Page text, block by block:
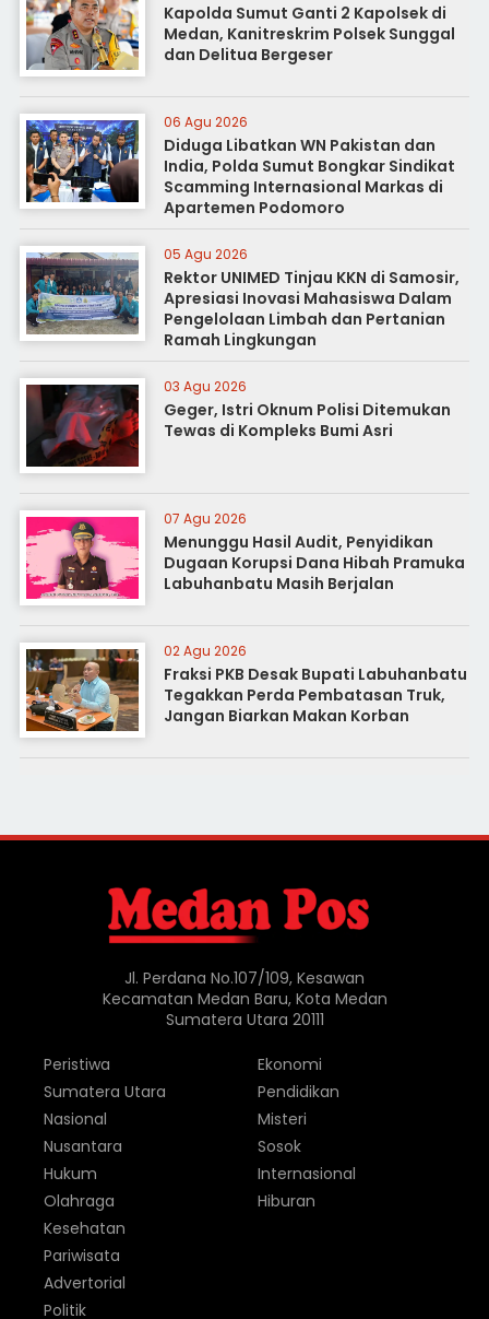
Kapolda Sumut Ganti 2 Kapolsek di
Medan, Kanitreskrim Polsek Sunggal
dan Delitua Bergeser
06 Agu 2026
Diduga Libatkan WN Pakistan dan
India, Polda Sumut Bongkar Sindikat
Scamming Internasional Markas di
Apartemen Podomoro
05 Agu 2026
Rektor UNIMED Tinjau KKN di Samosir,
Apresiasi Inovasi Mahasiswa Dalam
Pengelolaan Limbah dan Pertanian
Ramah Lingkungan
03 Agu 2026
Geger, Istri Oknum Polisi Ditemukan
Tewas di Kompleks Bumi Asri
07 Agu 2026
Menunggu Hasil Audit, Penyidikan
Dugaan Korupsi Dana Hibah Pramuka
Labuhanbatu Masih Berjalan
02 Agu 2026
Fraksi PKB Desak Bupati Labuhanbatu
Tegakkan Perda Pembatasan Truk,
Jangan Biarkan Makan Korban
Jl. Perdana No.107/109, Kesawan
Kecamatan Medan Baru, Kota Medan
Sumatera Utara 20111
Peristiwa
Sumatera Utara
Nasional
Nusantara
Hukum
Olahraga
Ekonomi
Pendidikan
Misteri
Sosok
Internasional
Hiburan
Kesehatan
Pariwisata
Advertorial
Politik